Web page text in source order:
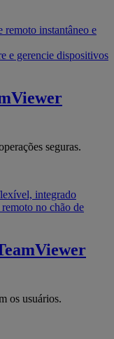
remoto instantâneo e
e gerencie dispositivos
seguras.
integrado
no chão de
os usuários.